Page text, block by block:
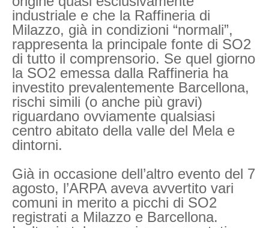
industriale e che la Raffineria di
Milazzo, già in condizioni “normali”,
rappresenta la principale fonte di SO2
di tutto il comprensorio. Se quel giorno
la SO2 emessa dalla Raffineria ha
investito prevalentemente Barcellona,
rischi simili (o anche più gravi)
riguardano ovviamente qualsiasi
centro abitato della valle del Mela e
dintorni.
Già in occasione dell’altro evento del 7
agosto, l’ARPA aveva avvertito vari
comuni in merito a picchi di SO2
registrati a Milazzo e Barcellona.